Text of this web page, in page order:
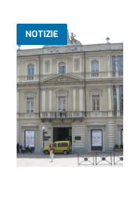
NOTIZIE